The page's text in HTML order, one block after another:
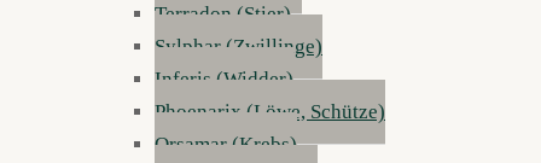
Terradon (Stier)
Sylphar (Zwillinge)
Inferis (Widder)
Phoenarix (Löwe, Schütze)
Orsamar (Krebs)